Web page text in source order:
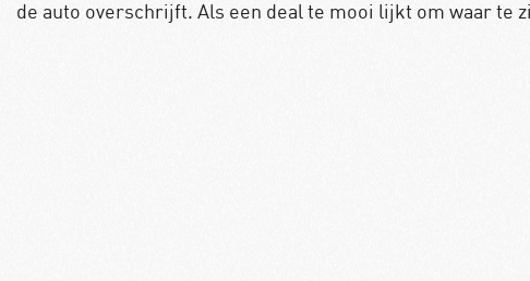
de auto overschrijft. Als een deal te mooi lijkt om waar te